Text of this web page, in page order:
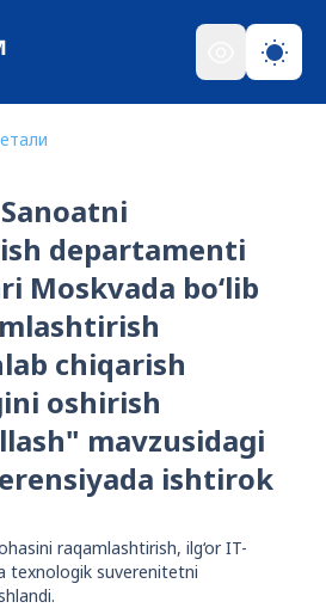
departamenti
Moskvada bo‘lib
chiqarish
oshirish
mavzusidagi
ishtirok
raqamlashtirish, ilg‘or IT-
texnologik suverenitetni